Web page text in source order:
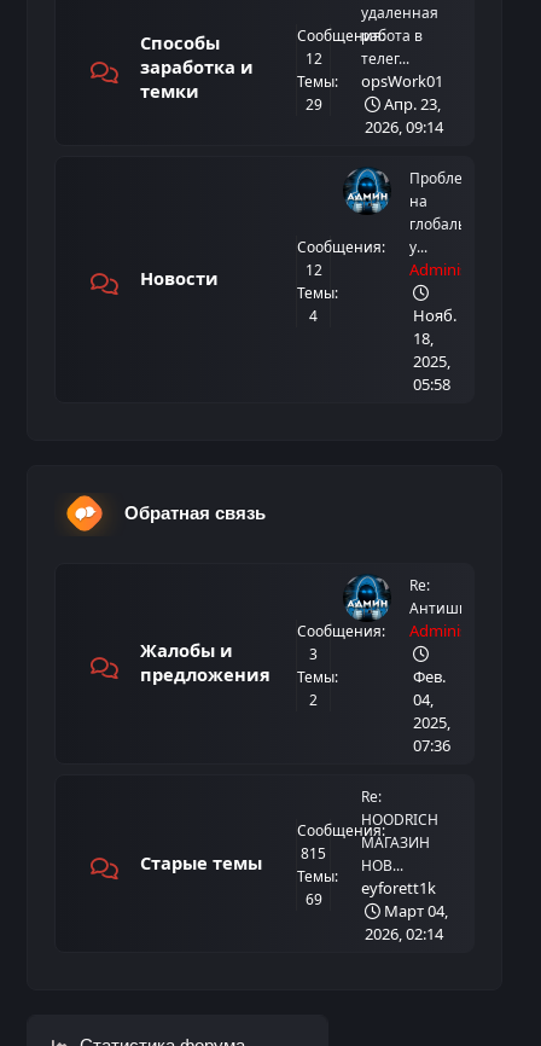
Способы
заработка и
темки
Сообщения:
12
Темы:
29
удаленная
работа в
телег...
opsWork01
Апр. 23,
2026, 09:14
Новости
Сообщения:
12
Темы:
4
Проблемы
на
глобальном
у...
Administrator
Нояб.
18,
2025,
05:58
Обратная связь
Жалобы и
предложения
Сообщения:
3
Темы:
2
Re:
Антишвыр
Administrator
Фев.
04,
2025,
07:36
Старые темы
Сообщения:
815
Темы:
69
Re:
HOODRICH
МАГАЗИН
НОВ...
eyforett1k
Март 04,
2026, 02:14